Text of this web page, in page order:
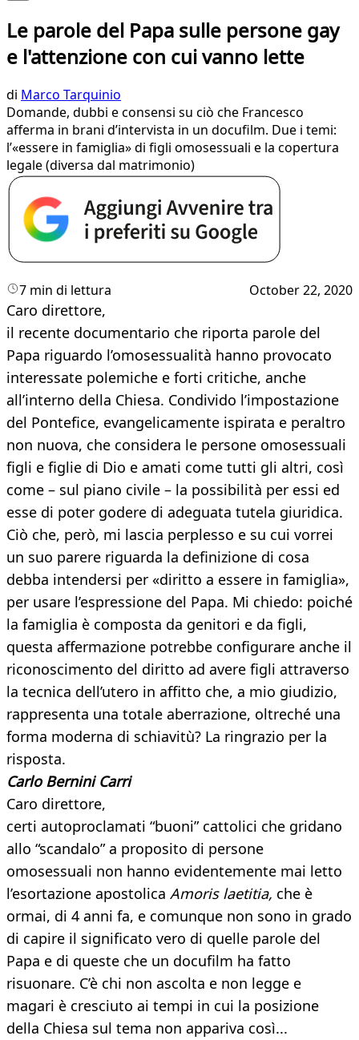
Le parole del Papa sulle persone gay
e l'attenzione con cui vanno lette
di Marco Tarquinio
Domande, dubbi e consensi su ciò che Francesco
afferma in brani d’intervista in un docufilm. Due i temi:
l’«essere in famiglia» di figli omosessuali e la copertura
legale (diversa dal matrimonio)
7 min di lettura October 22, 2020
Caro direttore,
il recente documentario che riporta parole del
Papa riguardo l’omosessualità hanno provocato
interessate polemiche e forti critiche, anche
all’interno della Chiesa. Condivido l’impostazione
del Pontefice, evangelicamente ispirata e peraltro
non nuova, che considera le persone omosessuali
figli e figlie di Dio e amati come tutti gli altri, così
come – sul piano civile – la possibilità per essi ed
esse di poter godere di adeguata tutela giuridica.
Ciò che, però, mi lascia perplesso e su cui vorrei
un suo parere riguarda la definizione di cosa
debba intendersi per «diritto a essere in famiglia»,
per usare l’espressione del Papa. Mi chiedo: poiché
la famiglia è composta da genitori e da figli,
questa affermazione potrebbe configurare anche il
riconoscimento del diritto ad avere figli attraverso
la tecnica dell’utero in affitto che, a mio giudizio,
rappresenta una totale aberrazione, oltreché una
forma moderna di schiavitù? La ringrazio per la
risposta.
Carlo Bernini Carri
Caro direttore,
certi autoproclamati “buoni” cattolici che gridano
allo “scandalo” a proposito di persone
omosessuali non hanno evidentemente mai letto
l’esortazione apostolica Amoris laetitia, che è
ormai, di 4 anni fa, e comunque non sono in grado
di capire il significato vero di quelle parole del
Papa e di queste che un docufilm ha fatto
risuonare. C’è chi non ascolta e non legge e
magari è cresciuto ai tempi in cui la posizione
della Chiesa sul tema non appariva così...